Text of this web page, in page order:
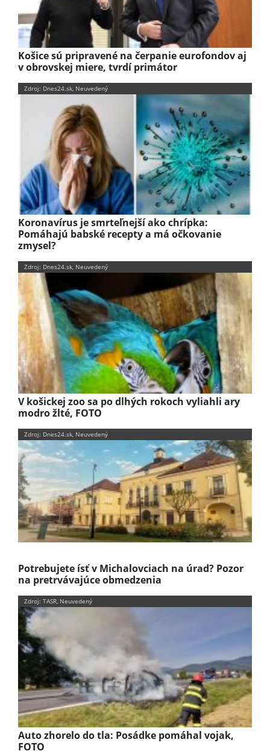
Košice sú pripravené na čerpanie eurofondov aj
v obrovskej miere, tvrdí primátor
Zdroj: Dnes24.sk, Neuvedený
Koronavírus je smrteľnejší ako chrípka:
Pomáhajú babské recepty a má očkovanie
zmysel?
Zdroj: Dnes24.sk, Neuvedený
V košickej zoo sa po dlhých rokoch vyliahli ary
modro žlté, FOTO
Zdroj: Dnes24.sk, Neuvedený
Potrebujete ísť v Michalovciach na úrad? Pozor
na pretrvávajúce obmedzenia
Zdroj: TASR, Neuvedený
Auto zhorelo do tla: Posádke pomáhal vojak,
FOTO